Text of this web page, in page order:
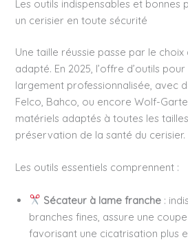
Les outils indispensables et bonnes
un cerisier en toute sécurité
Une taille réussie passe par le choix
adapté. En 2025, l’offre d’outils
largement professionnalisée, avec
Felco, Bahco, ou encore Wolf-
matériels adaptés à toutes les
préservation de la santé du cerisier.
Les outils essentiels comprennent :
Sécateur à lame franche :
branches fines, assure une
favorisant une cicatrisation plus